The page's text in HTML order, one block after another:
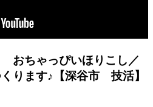
おちゃっぴいほりこし／
くります♪【深谷市 技活】